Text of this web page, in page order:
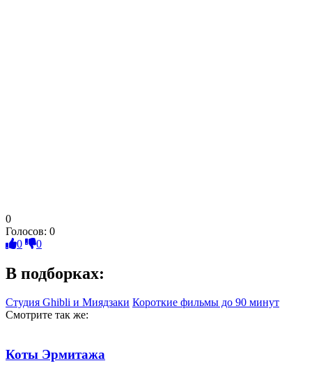
0
Голосов: 0
0
0
В подборках:
Студия Ghibli и Миядзаки Короткие фильмы до 90 минут
Смотрите так же:
Коты Эрмитажа